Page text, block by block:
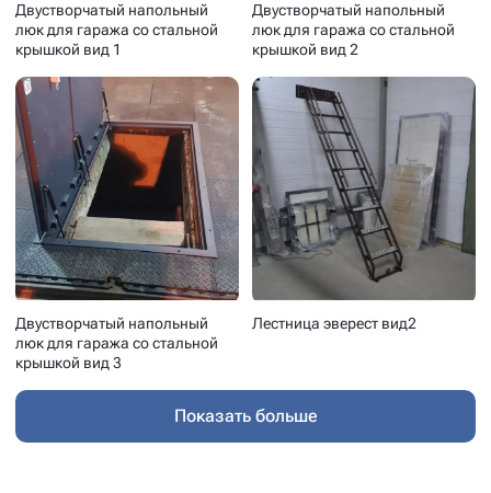
Двустворчатый напольный
люк для гаража со стальной
крышкой вид 1
Двустворчатый напольный
люк для гаража со стальной
крышкой вид 2
Двустворчатый напольный
люк для гаража со стальной
крышкой вид 3
Лестница эверест вид2
Показать больше